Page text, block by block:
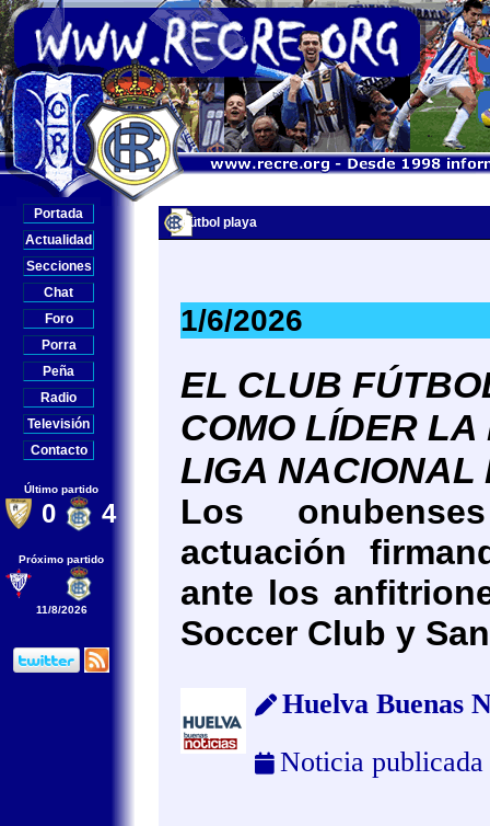
Último partido
0 4
Próximo partido
11/8/2026
Fütbol playa
1/6/2026
EL CLUB
COMO LÍDER
LIGA NACIONAL
Los
actuación
ante los
Soccer Club y
Huelva Buenas
Noticia publicada
Portada
Actualidad
Secciones
Chat
Foro
Porra
Peña
Radio
Televisión
Contacto